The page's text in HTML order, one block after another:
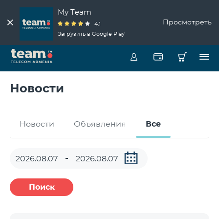
My Team
4.1
Загрузить в Google Play
Просмотреть
Новости
Новости Объявления Все
Поиск